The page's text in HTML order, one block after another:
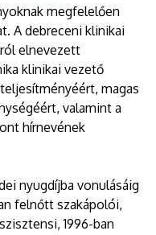
megfelelően
A debreceni klinikai
elnevezett
klinikai vezető
magas
valamint a
hírnevének
nyugdíjba vonulásáig
felnőtt szakápolói,
1996-ban